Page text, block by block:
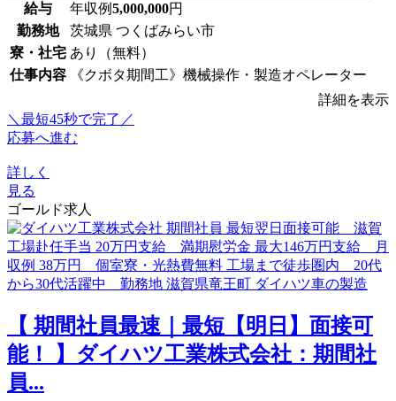
給与 年収例5,000,000円
勤務地
茨城県 つくばみらい市
寮・社宅 あり（無料）
仕事内容
《クボタ期間工》機械操作・製造オペレーター
詳細を表示
＼最短45秒で完了／
応募へ進む
詳しく
見る
ゴールド求人
【 期間社員最速｜最短【明日】面接可
能！ 】ダイハツ工業株式会社：期間社
員...